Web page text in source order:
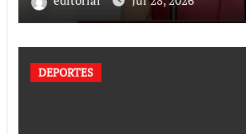
DEPORTES